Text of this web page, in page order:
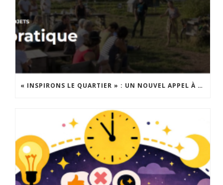
« INSPIRONS LE QUARTIER » : UN NOUVEL APPEL À PROJETS EST LANCÉ !